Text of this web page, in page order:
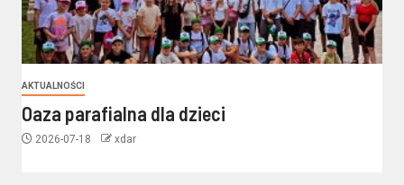
AKTUALNOŚCI
Oaza parafialna dla dzieci
2026-07-18 xdar